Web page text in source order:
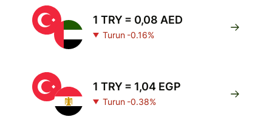
1 TRY = 0,08 AED
Turun -0.16%
1 TRY = 1,04 EGP
Turun -0.38%